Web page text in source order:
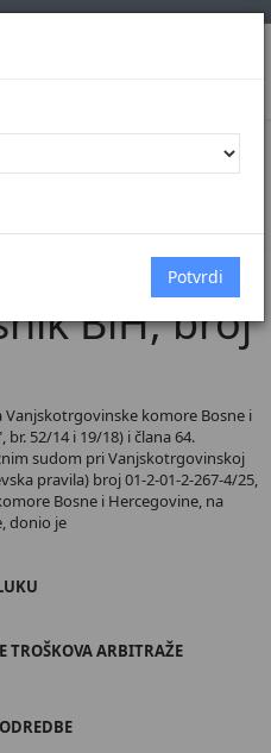
Broj 26/25
BiH, broj
Vanjskotrgovinske komore Bosne i
52/14 i 19/18) i člana 64.
sudom pri Vanjskotrgovinskoj
pravila) broj 01-2-01-2-267-4/25,
Bosne i Hercegovine, na
donio je
TROŠKOVA ARBITRAŽE